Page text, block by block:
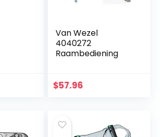
Van Wezel
4040272
Raambediening
$57.96